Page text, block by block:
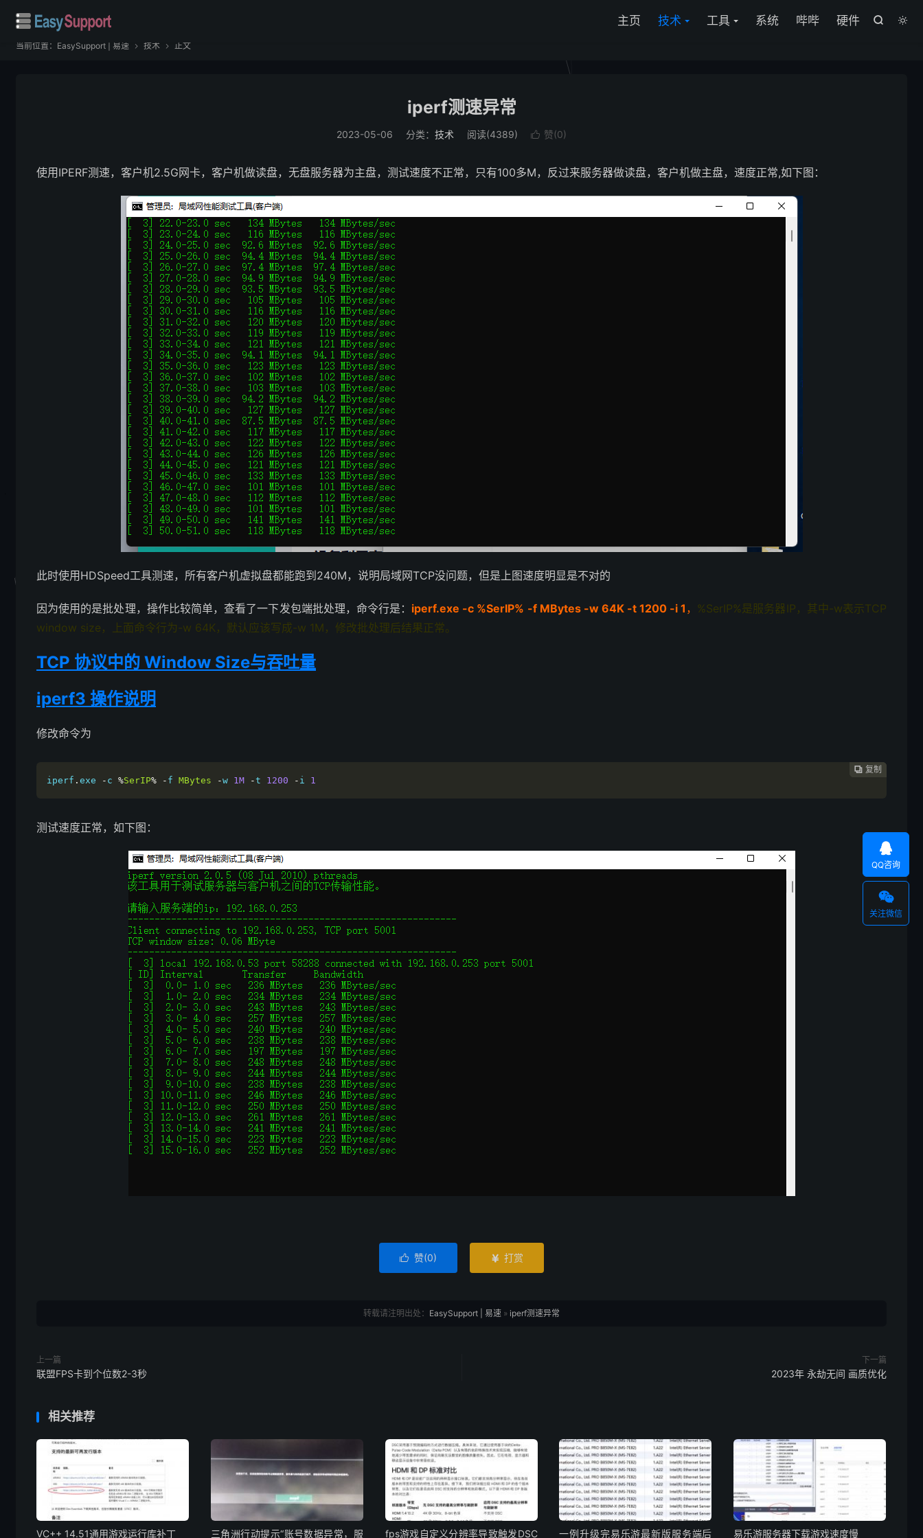


主页 技术 工具 系统 哔哔 硬件
当前位置： EasySupport | 易速  技术  正文
iperf测速异常
2023-05-06 分类： 技术 阅读(4389)  赞(0)
使用IPERF测速，客户机2.5G网卡，客户机做读盘，无盘服务器为主盘，测试速度不正常，只有100多M，反过来服务器做读盘，客户机做主盘，速度正常,如下图：
此时使用HDSpeed工具测速，所有客户机虚拟盘都能跑到240M，说明局域网TCP没问题，但是上图速度明显是不对的
因为使用的是批处理，操作比较简单，查看了一下发包端批处理，命令行是： iperf.exe -c %SerIP% -f MBytes -w 64K -t 1200 -i 1 ， %SerIP%是服务器IP， 其中-w表示TCP
window size，上面命令行为-w 64K，默认应该写成-w 1M，修改批处理后结果正常。
TCP 协议中的 Window Size与吞吐量
iperf3 操作说明
修改命令为
 复制
 复制
 复制
iperf . exe - c %SerIP% - f MBytes -w 1M -t 1200 - i 1
测试速度正常，如下图：
 赞(0)  打赏
转载请注明出处： EasySupport | 易速 » iperf测速异常
上一篇
联盟FPS卡到个位数2-3秒
下一篇
2023年 永劫无间 画质优化
相关推荐
VC++ 14.51通用游戏运行库补丁 三角洲行动提示“账号数据异常，服 fps游戏自定义分辨率导致触发DSC 一例升级完易乐游最新版服务端后 易乐游服务器下载游戏速度慢

QQ咨询

关注微信